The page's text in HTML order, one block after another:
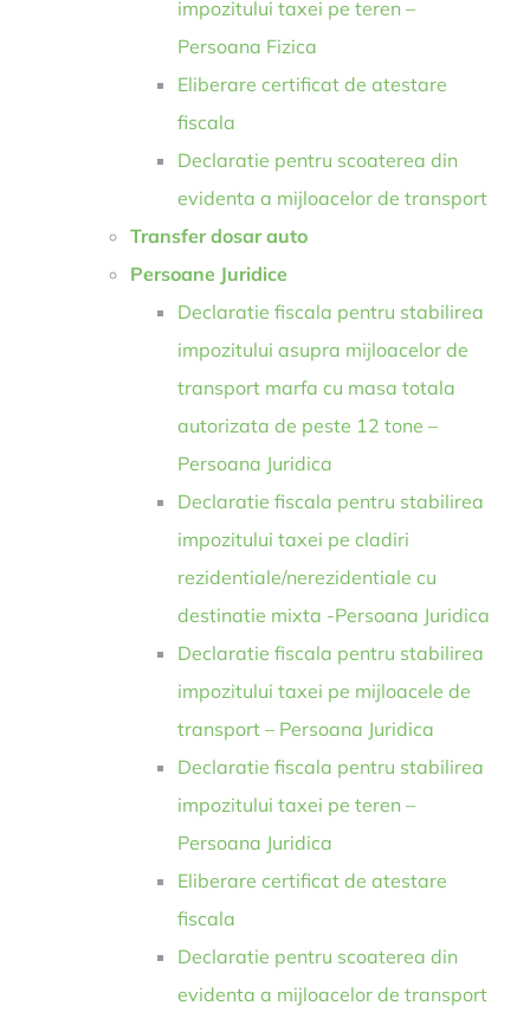
impozitului taxei pe teren –
Persoana Fizica
Eliberare certificat de atestare
fiscala
Declaratie pentru scoaterea din
evidenta a mijloacelor de transport
Transfer dosar auto
Persoane Juridice
Declaratie fiscala pentru stabilirea
impozitului asupra mijloacelor de
transport marfa cu masa totala
autorizata de peste 12 tone –
Persoana Juridica
Declaratie fiscala pentru stabilirea
impozitului taxei pe cladiri
rezidentiale/nerezidentiale cu
destinatie mixta -Persoana Juridica
Declaratie fiscala pentru stabilirea
impozitului taxei pe mijloacele de
transport – Persoana Juridica
Declaratie fiscala pentru stabilirea
impozitului taxei pe teren –
Persoana Juridica
Eliberare certificat de atestare
fiscala
Declaratie pentru scoaterea din
evidenta a mijloacelor de transport